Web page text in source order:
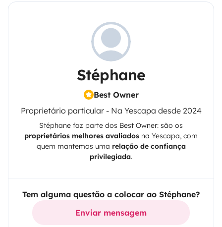
Stéphane
Best Owner
Proprietário particular - Na Yescapa desde 2024
Stéphane faz parte dos Best Owner: são os
proprietários melhores avaliados na Yescapa, com
quem mantemos uma relação de confiança
privilegiada.
Tem alguma questão a colocar ao Stéphane?
Enviar mensagem